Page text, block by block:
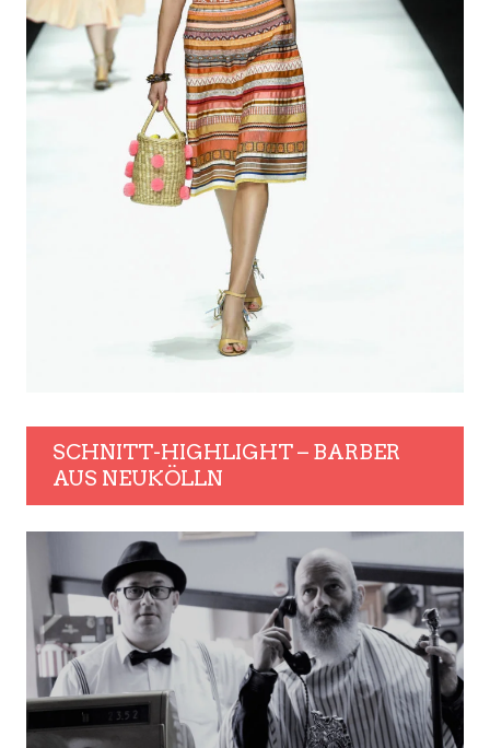
SCHNITT-HIGHLIGHT – BARBER
AUS NEUKÖLLN